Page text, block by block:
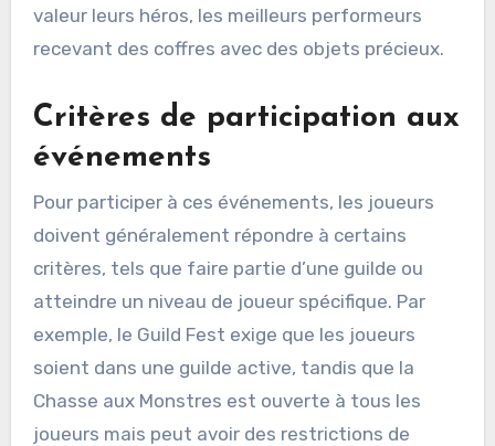
valeur leurs héros, les meilleurs performeurs
recevant des coffres avec des objets précieux.
Critères de participation aux
événements
Pour participer à ces événements, les joueurs
doivent généralement répondre à certains
critères, tels que faire partie d’une guilde ou
atteindre un niveau de joueur spécifique. Par
exemple, le Guild Fest exige que les joueurs
soient dans une guilde active, tandis que la
Chasse aux Monstres est ouverte à tous les
joueurs mais peut avoir des restrictions de